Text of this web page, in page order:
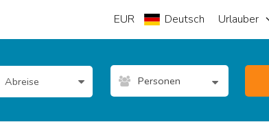
EUR Deutsch Urlauber
Personen